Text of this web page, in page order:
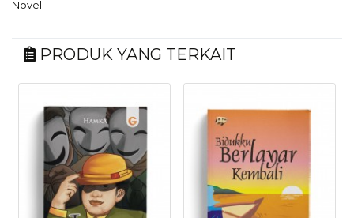
Novel
PRODUK YANG TERKAIT